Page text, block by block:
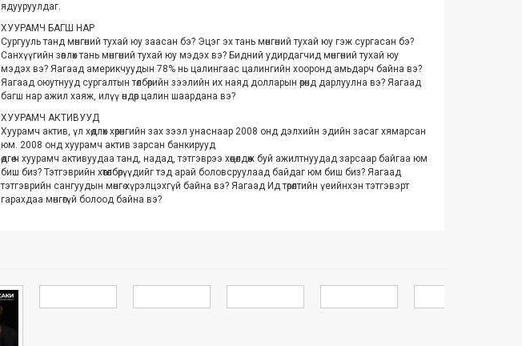
ядууруулдаг.
ХУУРАМЧ БАГШ НАР
Сургууль танд мөнгөний тухай юу заасан бэ? Эцэг эх тань мөнгөний тухай юу гэж сургасан бэ?
Санхүүгийн зөвлөх тань мөнгөний тухай юу мэдэх вэ? Бидний удирдагчид мөнгөний тухай юу
мэдэх вэ? Яагаад америкчуудын 78% нь цалингаас цалингийн хооронд амьдарч байна вэ?
Яагаад оюутнууд сургалтын төлбөрийн зээлийн их наяд долларын өрөнд дарлуулна вэ? Яагаад
багш нар ажил хаяж, илүү өндөр цалин шаардана вэ?
ХУУРАМЧ АКТИВУУД
Хуурамч актив, үл хөдлөх хөрөнгийн зах зээл унаснаар 2008 онд дэлхийн эдийн засаг хямарсан
юм. 2008 онд хуурамч актив зарсан банкирууд
өдгөө ч хуурамч активуудаа танд, надад, тэтгэврээ хөөцөлдөж буй ажилтнуудад зарсаар байгаа юм
биш биз? Тэтгэврийн хөтөлбөрүүдийг тэд арай боловсруулаад байдаг юм биш биз? Яагаад
тэтгэврийн сангуудын мөнгө хүрэлцэхгүй байна вэ? Яагаад Ид төрөлтийн үеийнхэн тэтгэвэрт
гарахдаа мөнгөгүй болоод байна вэ?